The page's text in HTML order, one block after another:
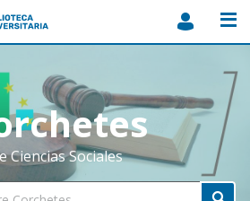
Ciencias Sociales